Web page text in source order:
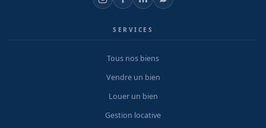
SERVICES
Tous nos biens
Vendre un bien
Louer un bien
Gestion locative